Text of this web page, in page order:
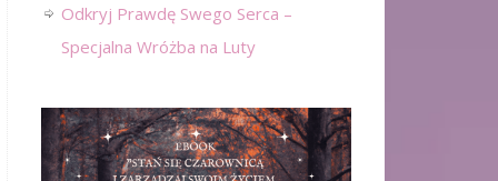
Odkryj Prawdę Swego Serca –
Specjalna Wróżba na Luty